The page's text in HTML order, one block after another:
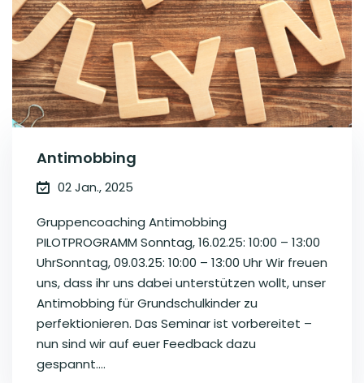
Antimobbing
02 Jan., 2025
Gruppencoaching Antimobbing
PILOTPROGRAMM Sonntag, 16.02.25: 10:00 – 13:00
UhrSonntag, 09.03.25: 10:00 – 13:00 Uhr Wir freuen
uns, dass ihr uns dabei unterstützen wollt, unser
Antimobbing für Grundschulkinder zu
perfektionieren. Das Seminar ist vorbereitet –
nun sind wir auf euer Feedback dazu
gespannt....